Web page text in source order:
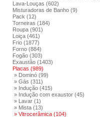
Lava-Louças (602)
Misturadoras de Banho (9)
Pack (12)
Torneiras (184)
Roupa (901)
Loiça (461)
Frio (1877)
Forno (884)
Fogão (303)
Exaustão (1403)
Placas (989)
» Dominó (99)
» Gás (311)
» Indução (415)
» Indução com exaustor (45)
» Lavar (1)
» Mista (13)
» Vitrocerâmica (104)